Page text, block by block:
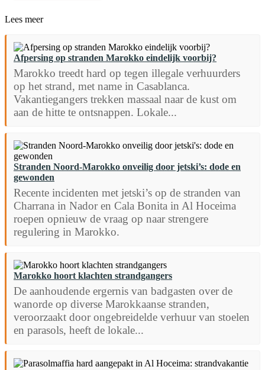
Lees meer
Afpersing op stranden Marokko eindelijk voorbij?
Marokko treedt hard op tegen illegale verhuurders
op het strand, met name in Casablanca.
Vakantiegangers trekken massaal naar de kust om
aan de hitte te ontsnappen. Lokale...
Stranden Noord-Marokko onveilig door jetski’s: dode en
gewonden
Recente incidenten met jetski’s op de stranden van
Charrana in Nador en Cala Bonita in Al Hoceima
roepen opnieuw de vraag op naar strengere
regulering in Marokko.
Marokko hoort klachten strandgangers
De aanhoudende ergernis van badgasten over de
wanorde op diverse Marokkaanse stranden,
veroorzaakt door ongebreidelde verhuur van stoelen
en parasols, heeft de lokale...